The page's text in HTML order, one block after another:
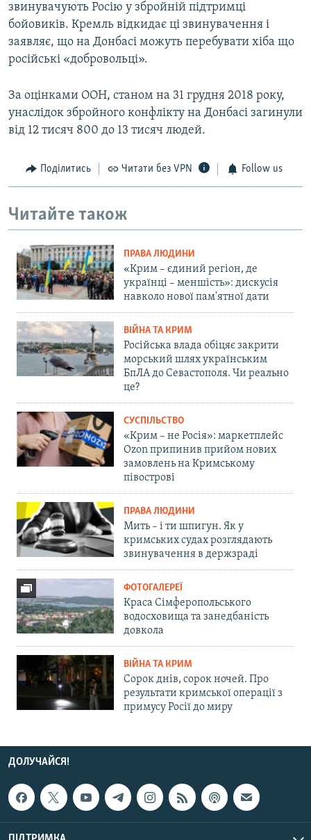
звинувачують Росію у збройній підтримці
бойовиків. Кремль відкидає ці звинувачення і
заявляє, що на Донбасі можуть перебувати хіба що
російські «добровольці».
За оцінками ООН, станом на 31 грудня 2018 року,
унаслідок збройного конфлікту на Донбасі загинули
від 12 тисяч 800 до 13 тисяч людей.
Поділитись Читати без VPN Follow us
Читайте також
ПРАВА ЛЮДИНИ
«Крим – єдиний регіон, де
українці – меншість»: дискусія
навколо нової пам'ятної дати
ВІЙНА ТА КРИМ
Російська влада обіцяє закрити
морський шлях українським
БпЛА до Севастополя. Чи реально
це?
СУСПІЛЬСТВО
«Крим – не Росія»: маркетплейс
Ozon припинив прийом нових
замовлень на Кримському
півострові
ПРАВА ЛЮДИНИ
Мить – і ти шпигун. Як у
кримських судах розглядають
звинувачення в держзраді
ФОТОГАЛЕРЕЇ
Краса Сімферопольського
водосховища та занедбаність
довкола
ВІЙНА ТА КРИМ
Сорок днів, сорок ночей. Про
результати кримської операції з
примусу Росії до миру
ДОЛУЧАЙСЯ!